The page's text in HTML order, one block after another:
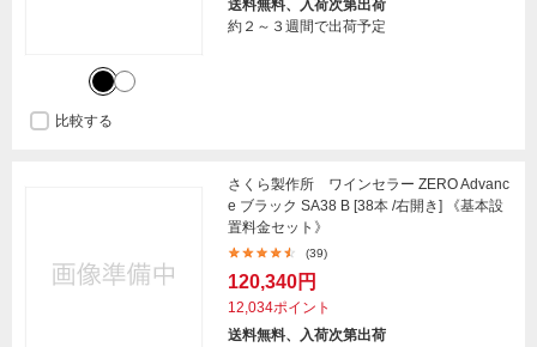
送料無料、入荷次第出荷
約２～３週間で出荷予定
比較する
さくら製作所 ワインセラー ZERO Advanc
e ブラック SA38 B [38本 /右開き] 《基本設
置料金セット》
(39)
120,340円
12,034ポイント
送料無料、入荷次第出荷